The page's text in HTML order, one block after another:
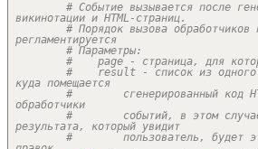
# Событие вызывается после
викинотации и HTML-страниц.
# Порядок вызова обработчиков
регламентируется
# Параметры:
# page - страница, для
# result - список из одного
куда помещается
# сгенерированный код
обработчики
# событий, в этом случае
результата, который увидит
# пользователь, будет эта